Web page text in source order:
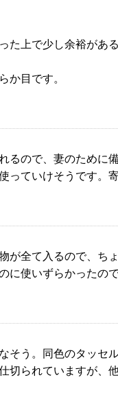
た上で少し余裕があ
か目です。
るので、妻のために
っていけそうです。
が全て入るので、ち
に使いずらかったの
そう。同色のタッセ
切られていますが、